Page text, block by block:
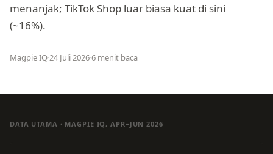
menanjak; TikTok Shop luar biasa kuat di sini
(~16%).
Magpie IQ·24 Juli 2026·6 menit baca
DATA UTAMA · MAGPIE IQ, APR–JUN 2026